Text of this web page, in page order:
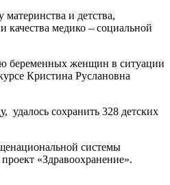
и детства,
медико – социальной
беременных женщин в ситуации
Кристина Руслановна
удалось сохранить 328 детских
системы
«Здравоохранение».